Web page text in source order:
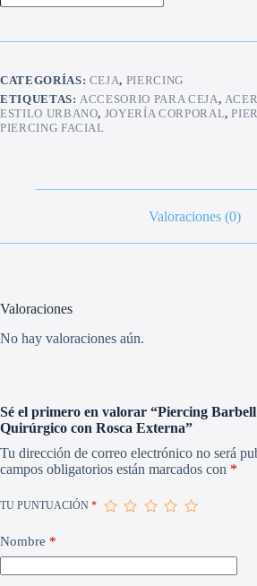
de
Quirúrgico
Externa
cantidad
CATEGORÍAS: CEJA, PIERCING
ETIQUETAS: ACCESORIO PARA CEJA,
ESTILO URBANO, JOYERÍA CORPORAL,
PIERCING FACIAL
Valoraciones (0)
Valoraciones
No hay valoraciones aún.
Sé el primero en valorar “Piercing
Quirúrgico con Rosca Externa”
Tu dirección de correo electrónico no será
campos obligatorios están marcados con *
TU PUNTUACIÓN *
Nombre *